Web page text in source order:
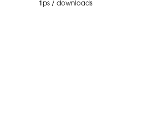
tips / downloads